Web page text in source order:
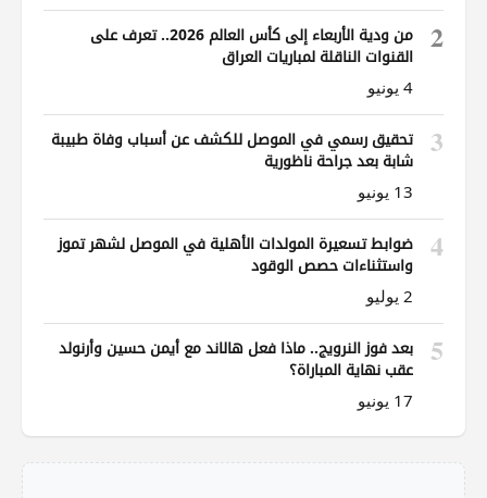
2
من ودية الأربعاء إلى كأس العالم 2026.. تعرف على
القنوات الناقلة لمباريات العراق
4 يونيو
3
تحقيق رسمي في الموصل للكشف عن أسباب وفاة طبيبة
شابة بعد جراحة ناظورية
13 يونيو
4
ضوابط تسعيرة المولدات الأهلية في الموصل لشهر تموز
واستثناءات حصص الوقود
2 يوليو
5
بعد فوز النرويج.. ماذا فعل هالاند مع أيمن حسين وأرنولد
عقب نهاية المباراة؟
17 يونيو